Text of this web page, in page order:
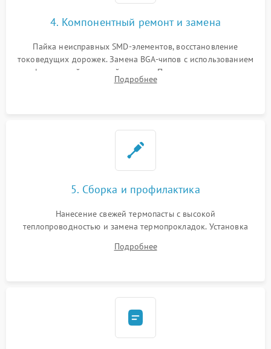
4. Компонентный ремонт и замена
Пайка неисправных SMD-элементов, восстановление
токоведущих дорожек. Замена BGA-чипов с использованием
инфракрасной паяльной станции. Прошивка микросхемы
BIOS или замена поврежденных портов USB
Подробнее
5. Сборка и профилактика
Нанесение свежей термопасты с высокой
теплопроводностью и замена термопрокладок. Установка
шлейфов, модулей памяти и накопителей. Предварительная
Подробнее